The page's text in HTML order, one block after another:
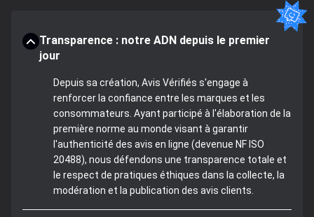
Transparence : notre ADN depuis le premier
jour
Depuis sa création, Avis Vérifiés s'engage à
renforcer la confiance entre les marques et les
consommateurs. Ayant participé à l'élaboration de la
première norme au monde visant à garantir
l'authenticité des avis en ligne (devenue NF ISO
20488), nous défendons une transparence totale et
le respect de pratiques éthiques dans la collecte, la
modération et la publication des avis clients.